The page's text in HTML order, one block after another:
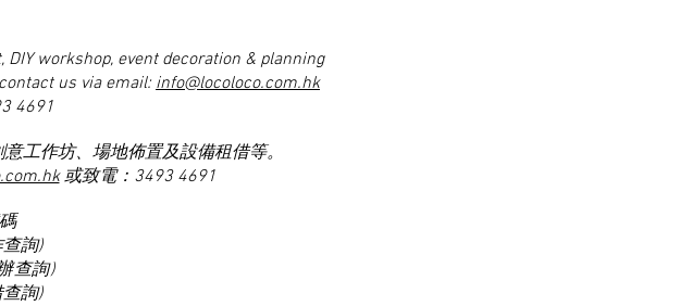
workshop, event decoration & planning
us via email:info@locoloco.com.hk
4691
工作坊、場地佈置及設備租借等。
或致電：3493 4691
詢)
查詢)
詢)